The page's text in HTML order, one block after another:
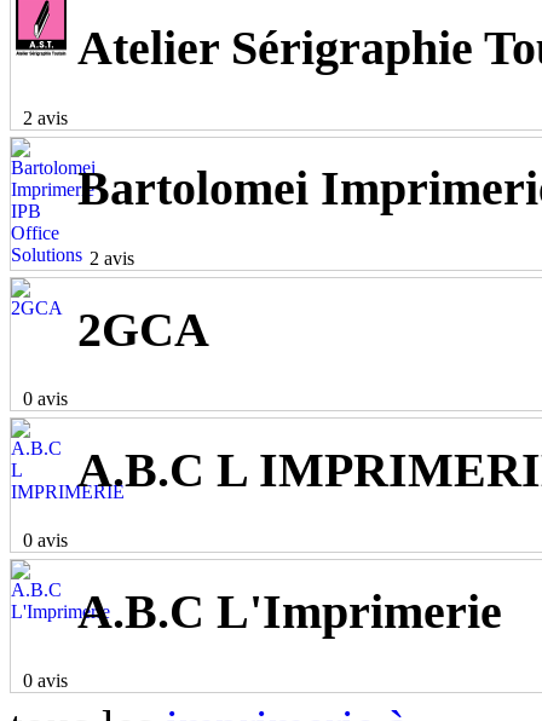
Atelier Sérigraphie
2 avis
Bartolomei
2 avis
2GCA
0 avis
A.B.C L
0 avis
A.B.C L'Imprimerie
0 avis